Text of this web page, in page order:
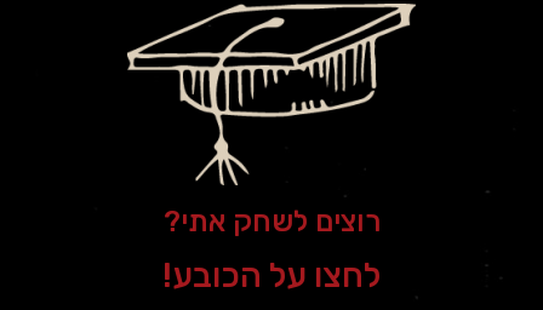
רוצים לשחק אתי?
לחצו על הכובע!